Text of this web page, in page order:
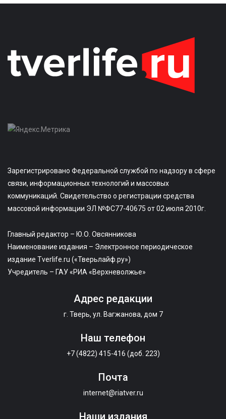
Зарегистрировано Федеральной службой по надзору в сфере
связи, информационных технологий и массовых
коммуникаций. Свидетельство о регистрации средства
массовой информации ЭЛ №ФС77-40675 от 02 июля 2010г.
Главный редактор – Ю.О. Овсянникова
Наименование издания – Электронное периодическое
издание Tverlife.ru («Тверьлайф.ру»)
Учредитель – ГАУ «РИА «Верхневолжье»
Адрес редакции
г. Тверь, ул. Вагжанова, дом 7
Наш телефон
+7 (4822) 415-416 (доб. 223)
Почта
internet@riatver.ru